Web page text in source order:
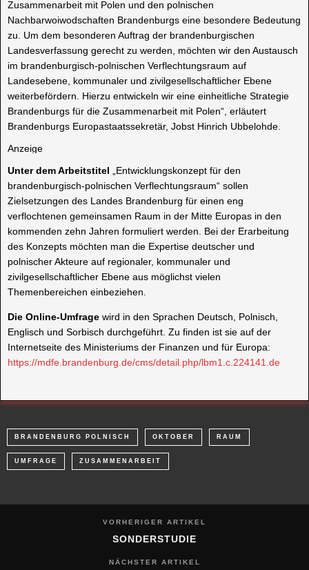
Zusammenarbeit mit Polen und den polnischen
Nachbarwoiwodschaften Brandenburgs eine besondere Bedeutung
zu. Um dem besonderen Auftrag der brandenburgischen
Landesverfassung gerecht zu werden, möchten wir den Austausch
im brandenburgisch-polnischen Verflechtungsraum auf
Landesebene, kommunaler und zivilgesellschaftlicher Ebene
weiterbefördern. Hierzu entwickeln wir eine einheitliche Strategie
Brandenburgs für die Zusammenarbeit mit Polen“, erläutert
Brandenburgs Europastaatssekretär, Jobst Hinrich Ubbelohde.
Anzeige
Unter dem Arbeitstitel„Entwicklungskonzept für den
brandenburgisch-polnischen Verflechtungsraum“ sollen
Zielsetzungen des Landes Brandenburg für einen eng
verflochtenen gemeinsamen Raum in der Mitte Europas in den
kommenden zehn Jahren formuliert werden. Bei der Erarbeitung
des Konzepts möchten man die Expertise deutscher und
polnischer Akteure auf regionaler, kommunaler und
zivilgesellschaftlicher Ebene aus möglichst vielen
Themenbereichen einbeziehen.
Die Online-Umfragewird in den Sprachen Deutsch, Polnisch,
Englisch und Sorbisch durchgeführt. Zu finden ist sie auf der
https://mdfe.brandenburg.de/cms/detail.php/lbm1.c.224141.de
VORHERIGER ARTIKEL